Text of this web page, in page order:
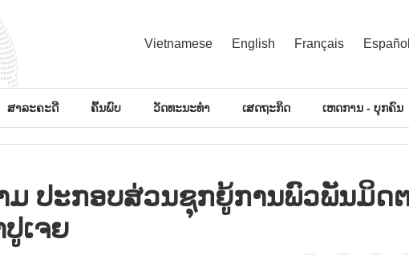
Vietnamese English Français
ສາລະຄະດີ ຄົ້ນພົບ ວັດທະນະທຳ ເສດຖະກິດ ເຫດການ - ບຸກຄົນ
ປະ​ກອບ​ສ່ວນ​ຊຸກ​ຍູ້​ການ​ພົວ​ພັນ​ມິດ​
ເຈຍ